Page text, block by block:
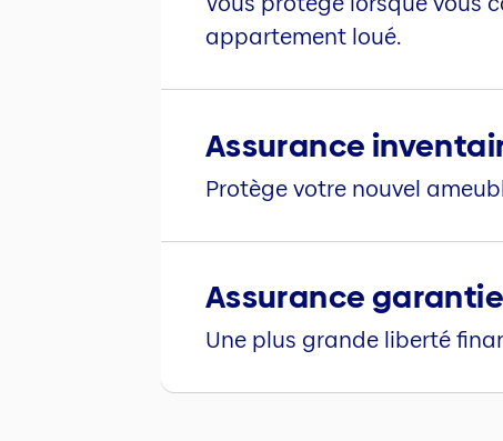
appartement loué.
Assurance
Protège votre nouvel
Assurance
Une plus grande liberté